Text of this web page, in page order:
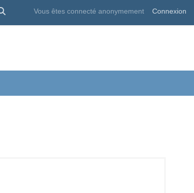
Activer/désactiver la saisie de recherche
Vous êtes connecté anonymement Connexion